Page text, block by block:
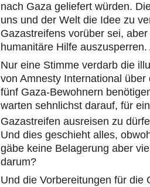
nach Gaza geliefert würden.
uns und der Welt die Idee zu
Gazastreifens vorüber sei,
humanitäre Hilfe
Nur eine Stimme verdarb die
von Amnesty International
fünf Gaza-Bewohnern
warten sehnlichst darauf, für
Gazastreifen ausreisen zu
Und dies geschieht alles,
gäbe keine Belagerung aber
darum?
Und die Vorbereitungen für die